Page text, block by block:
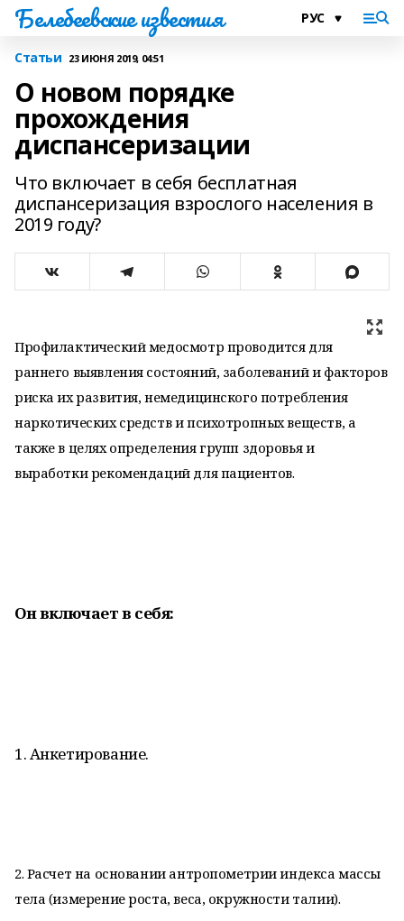
Белебеевские известия
Статьи 23 ИЮНЯ 2019, 04:51
О новом порядке
прохождения
диспансеризации
Что включает в себя бесплатная
диспансеризация взрослого населения в
2019 году?
Профилактический медосмотр проводится для
раннего выявления состояний, заболеваний и факторов
риска их развития, немедицинского потребления
наркотических средств и психотропных веществ, а
также в целях определения групп здоровья и
выработки рекомендаций для пациентов.
Он включает в себя:
1. Анкетирование.
2. Расчет на основании антропометрии индекса массы
тела (измерение роста, веса, окружности талии).